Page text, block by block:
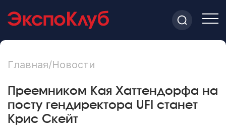
Главная/Новости
Преемником Кая Хаттендорфа на
посту гендиректора UFI станет
Крис Скейт